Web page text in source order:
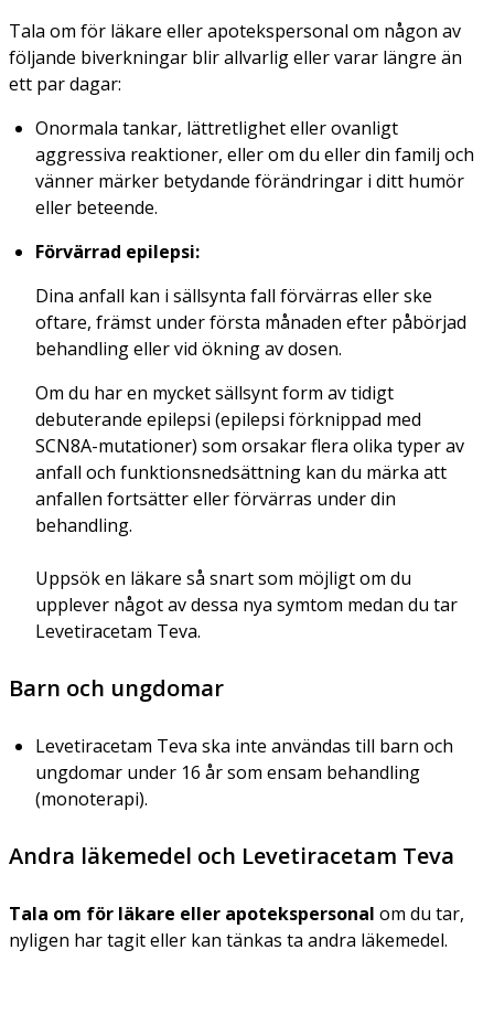
Tala om för läkare eller apotekspersonal om någon av
följande biverkningar blir allvarlig eller varar längre än
ett par dagar:
Onormala tankar, lättretlighet eller ovanligt
aggressiva reaktioner, eller om du eller din familj och
vänner märker betydande förändringar i ditt humör
eller beteende.
Förvärrad epilepsi:
Dina anfall kan i sällsynta fall förvärras eller ske
oftare, främst under första månaden efter påbörjad
behandling eller vid ökning av dosen.
Om du har en mycket sällsynt form av tidigt
debuterande epilepsi (epilepsi förknippad med
SCN8A-mutationer) som orsakar flera olika typer av
anfall och funktionsnedsättning kan du märka att
anfallen fortsätter eller förvärras under din
behandling.
Uppsök en läkare så snart som möjligt om du
upplever något av dessa nya symtom medan du tar
Levetiracetam Teva.
Barn och ungdomar
Levetiracetam Teva ska inte användas till barn och
ungdomar under 16 år som ensam behandling
(monoterapi).
Andra läkemedel och Levetiracetam Teva
Tala om för läkare eller apotekspersonal om du tar,
nyligen har tagit eller kan tänkas ta andra läkemedel.